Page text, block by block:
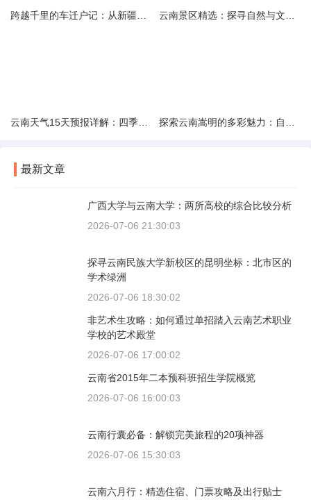
最新文章
广西大学与云南大学：两所高校的综合比较分析
2026-07-06 21:30:03
探寻云南民族大学新校区的昆明坐标：北市区的
学术绿洲
2026-07-06 18:30:02
非艺术生攻略：如何通过单招踏入云南艺术职业
学校的艺术殿堂
2026-07-06 17:00:02
云南省2015年二本预科班招生学院概览
2026-07-06 16:00:03
云南行囊必备：解锁完美旅程的20项神器
2026-07-06 15:30:03
云南六月行：精选住宿、门票攻略及出行贴士